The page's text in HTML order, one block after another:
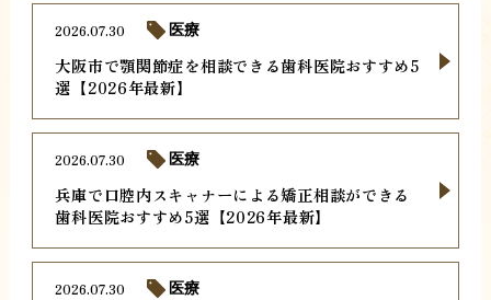
大阪市で顎関節症を相談できる歯科医院おすすめ5
選【2026年最新】
2026.07.30 医療
兵庫で口腔内スキャナーによる矯正相談ができる
歯科医院おすすめ5選【2026年最新】
2026.07.30 医療
2026.07.30 医療